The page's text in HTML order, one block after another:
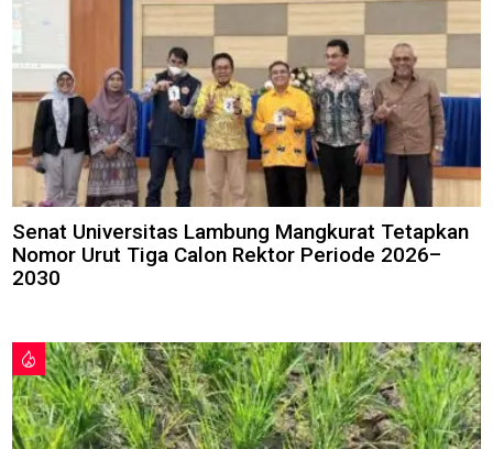
Senat Universitas Lambung Mangkurat Tetapkan
Nomor Urut Tiga Calon Rektor Periode 2026–
2030